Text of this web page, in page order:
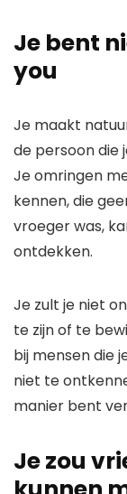
Je bent
you
Je maakt
de persoon die
Je omringen
kennen, die
vroeger was,
ontdekken.
Je zult je niet
te zijn of te
bij mensen die
niet te
manier bent
Je zou